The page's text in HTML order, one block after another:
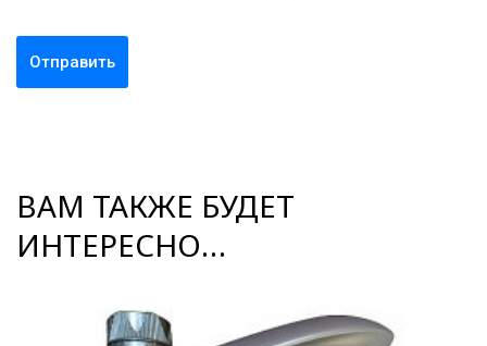
ВАМ ТАКЖЕ БУДЕТ
ИНТЕРЕСНО…